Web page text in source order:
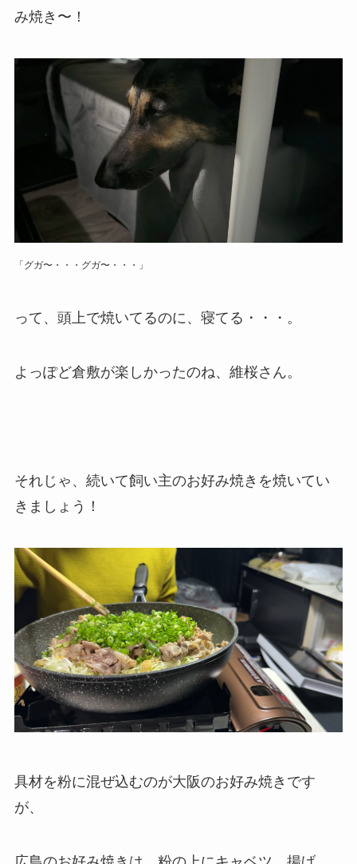
み焼き〜！
「グガ〜・・・グガ〜・・・」
って、頭上で焼いてるのに、寝てる・・・。
よっぽど倉敷が楽しかったのね、維桜さん。
それじゃ、続いて飼い主のお好み焼きを焼いてい
きましょう！
具材を粉に混ぜ込むのが大阪のお好み焼きです
が、